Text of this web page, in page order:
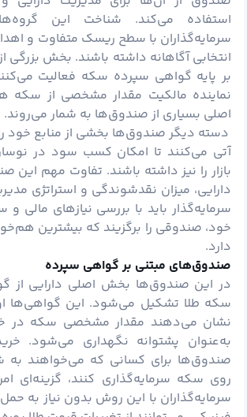
استفاده می‌کند. شناخت این
سرمایه‌گذاران با سطح ریسک متفاوت و
انتخابی آگاهانه داشته باشند. بخش بزرگی
بر پایه گواهی سپرده سکه فعالیت
نماینده مالکیت مقدار مشخصی از سکه
اصلی بسیاری از صندوق‌ها به شمار می‌روند.
دسته دیگر صندوق‌ها بخشی از منابع خود را
آتی می‌کنند تا امکان کسب سود در
بازار را نیز داشته باشند. تفاوت مهم این
دارایی، میزان نقدشوندگی و استراتژی
سرمایه‌گذار باید با بررسی نیازهای
خود، صندوقی را برگزیند که بیشترین
دارد.
صندوق‌های مبتنی بر گواهی سپرده
در این صندوق‌ها بخش اصلی دارایی از
سکه طلا تشکیل می‌شود. این گواهی‌ها
نشان می‌دهند مقدار مشخصی سکه در
به‌عنوان پشتوانه نگهداری می‌شود.
صندوق‌ها برای کسانی که می‌خواهند به
روی سکه سرمایه‌گذاری کنند، گزینه‌ای
سرمایه‌گذاران با این روش بدون نیاز به